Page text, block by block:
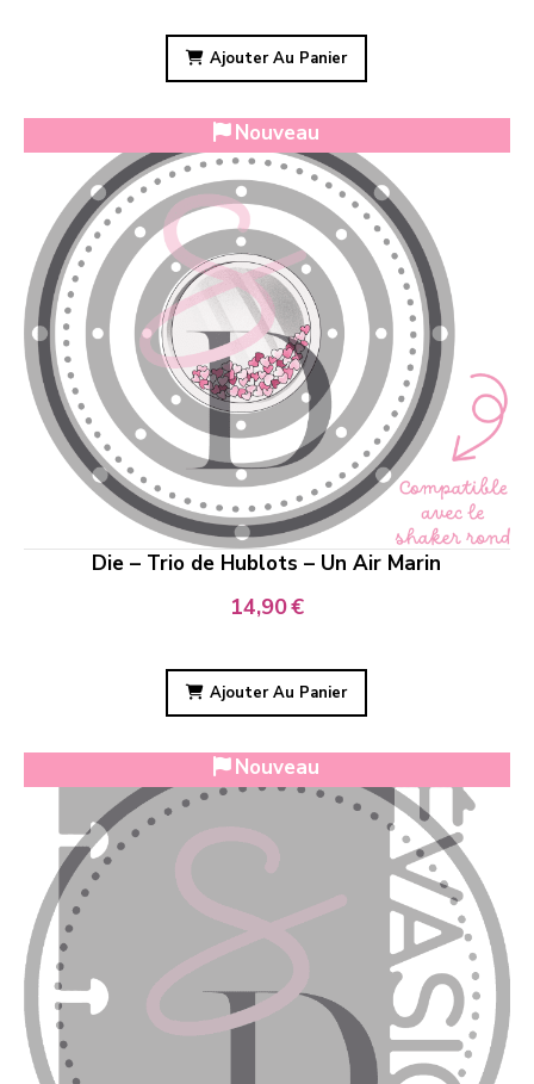
Ajouter Au Panier
Nouveau
Die – Trio de Hublots – Un Air Marin
14,90€
Ajouter Au Panier
Nouveau